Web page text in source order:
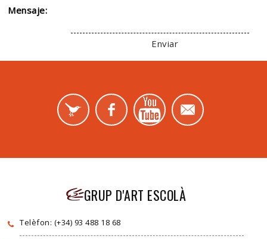
Mensaje:
Enviar
GRUP D'ART ESCOLÀ
Telèfon: (+34) 93 488 18 68